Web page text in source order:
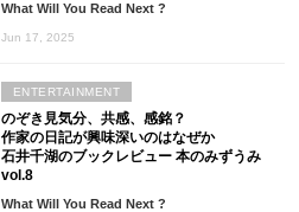
What Will You Read Next ?
Jun 17, 2025
のぞき見気分、共感、感銘？
作家の日記が興味深いのはなぜか
石井千湖のブックレビュー 本のみずうみ
vol.8
What Will You Read Next ?
ENTERTAINMENT